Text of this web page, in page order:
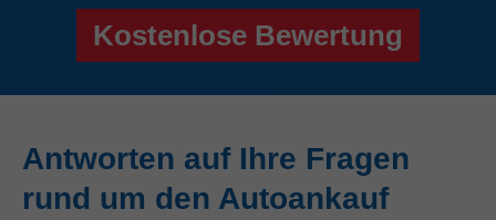
Kostenlose Bewertung
Antworten auf Ihre Fragen
rund um den Autoankauf